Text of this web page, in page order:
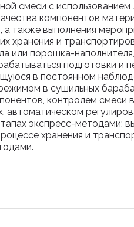
смеси с
компонентов
также выполнения
хранения и
или порошка-
подготовки и
в постоянном
в сушильных
контролем смеси
автоматическом
экспресс-методами;
хранения и